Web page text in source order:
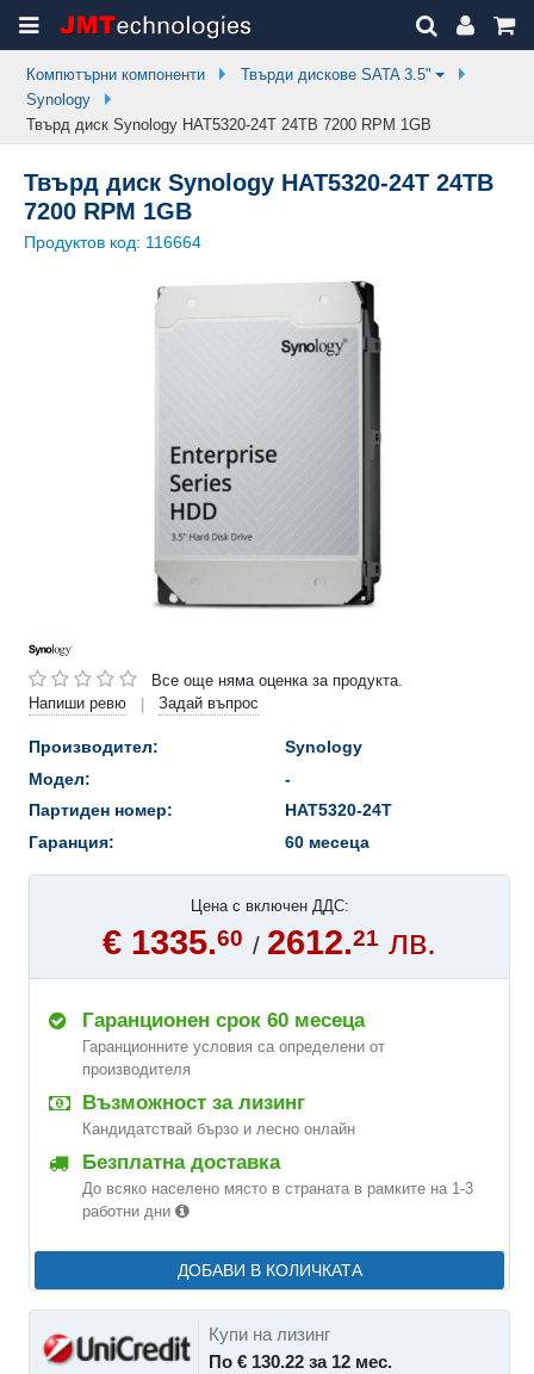
Компютърни компоненти
Твърди дискове SATA 3.5"
Synology
Твърд диск Synology HAT5320-24T 24TB 7200 RPM 1GB
Твърд диск Synology HAT5320-24T 24TB
7200 RPM 1GB
Продуктов код: 116664
Все още няма оценка за продукта.
Напиши ревю
| Задай въпрос
Производител:
Synology
Модел:
-
Партиден номер:
HAT5320-24T
Гаранция:
60 месеца
Цена с включен ДДС:
€ 1335.60 / 2612.21 лв.
Гаранционен срок 60 месеца
Гаранционните условия са определени от
производителя
Възможност за лизинг
Кандидатствай бързо и лесно онлайн
Безплатна доставка
До всяко населено място в страната в рамките на 1-3
работни дни
ДОБАВИ В КОЛИЧКАТА
Купи на лизинг
По € 130.22 за 12 мес.